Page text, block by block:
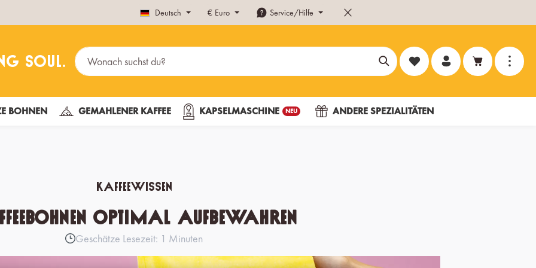
Deutsch € Euro Service/Hilfe
Du hast 0 Produkte auf dem
BOHNEN GEMAHLENER KAFFEE KAPSELMASCHINE NEU ANDERE SPEZIALITÄTEN
Kaffeewissen
optimal aufbewahren
Geschätze Lesezeit: 1 Minuten